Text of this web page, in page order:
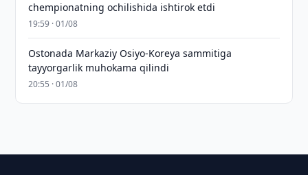
chempionatning ochilishida ishtirok etdi
19:59 · 01/08
Ostonada Markaziy Osiyo-Koreya sammitiga
tayyorgarlik muhokama qilindi
20:55 · 01/08